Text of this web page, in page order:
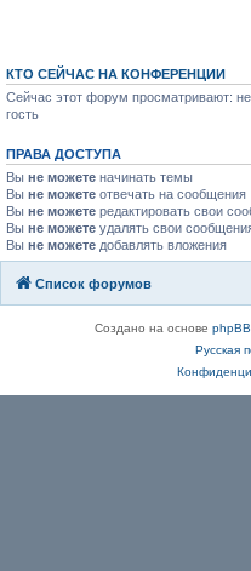
КТО СЕЙЧАС НА КОНФЕРЕНЦИИ
Сейчас этот форум просматривают:
гость
ПРАВА ДОСТУПА
Вы не можете начинать темы
Вы не можете отвечать на сообщения
Вы не можете редактировать свои
Вы не можете удалять свои
Вы не можете добавлять вложения
Список форумов
Создано на основе phpBB
Русская